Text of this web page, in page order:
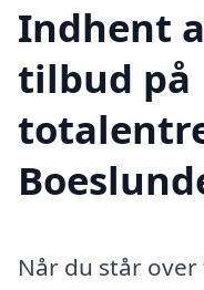
Indhent
tilbud på
Når du står